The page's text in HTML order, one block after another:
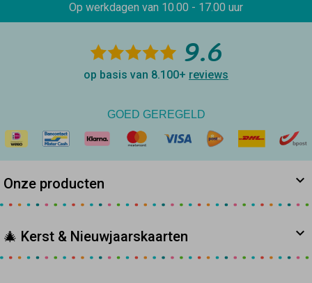
Op werkdagen van 10.00 - 17.00 uur
9.6
op basis van 8.100+ reviews
GOED GEREGELD
Onze producten
🎄 Kerst & Nieuwjaarskaarten